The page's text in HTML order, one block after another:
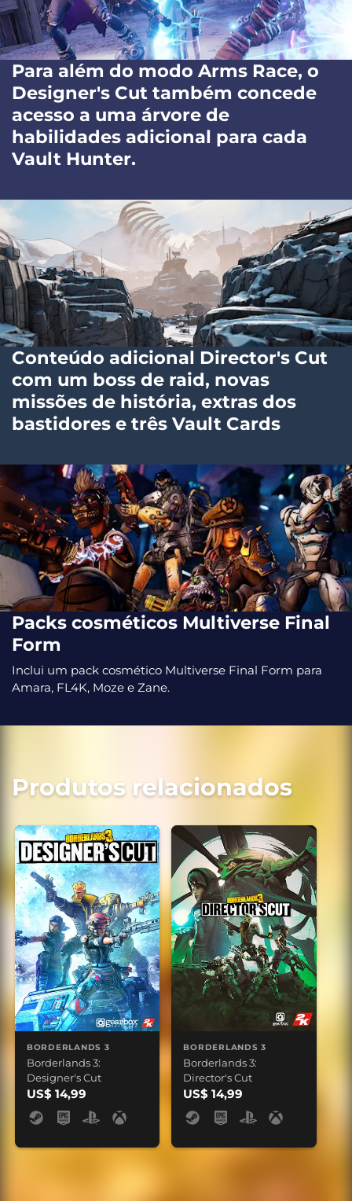
Para além do modo Arms Race, o
Designer's Cut também concede
acesso a uma árvore de
habilidades adicional para cada
Vault Hunter.
Conteúdo adicional Director's Cut
com um boss de raid, novas
missões de história, extras dos
bastidores e três Vault Cards
Packs cosméticos Multiverse Final
Form
Inclui um pack cosmético Multiverse Final Form para
Amara, FL4K, Moze e Zane.
Produtos relacionados
BORDERLANDS 3
Borderlands 3:
Designer's Cut
US$ 14,99
BORDERLANDS 3
Borderlands 3:
Director's Cut
US$ 14,99